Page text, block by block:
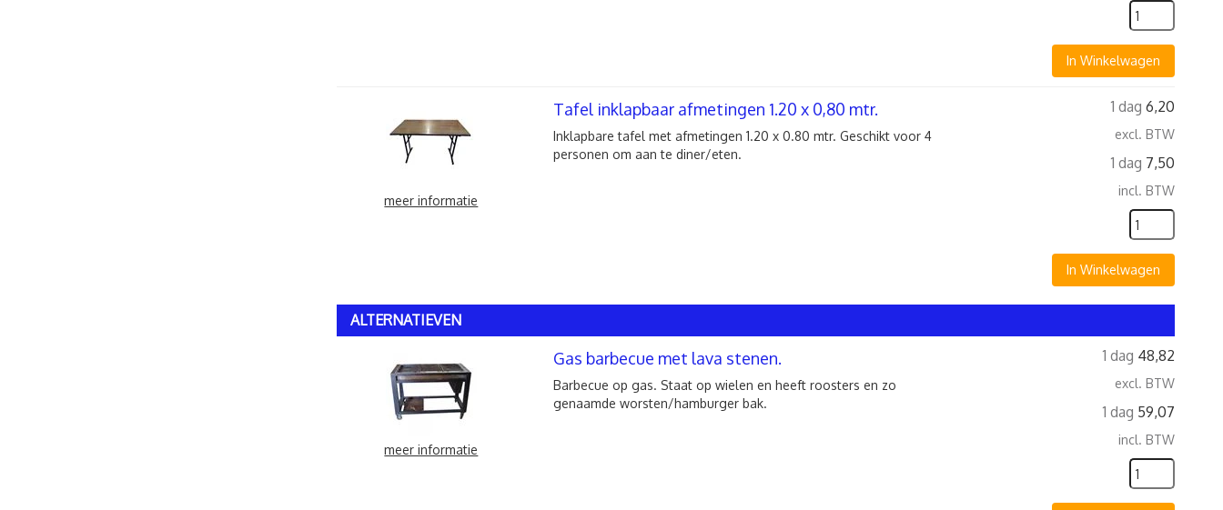
In Winkelwagen
meer informatie
1 dag 6,20
excl. BTW
1 dag 7,50
incl. BTW
In Winkelwagen
Tafel inklapbaar afmetingen 1.20 x 0,80 mtr.
Inklapbare tafel met afmetingen 1.20 x 0.80 mtr. Geschikt voor 4
personen om aan te diner/eten.
ALTERNATIEVEN
meer informatie
1 dag 48,82
excl. BTW
1 dag 59,07
incl. BTW
Gas barbecue met lava stenen.
Barbecue op gas. Staat op wielen en heeft roosters en zo
genaamde worsten/hamburger bak.